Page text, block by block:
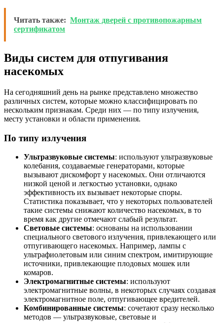
Читать также: Монтаж дверей с противопожарным
сертификатом
Виды систем для отпугивания
насекомых
На сегодняшний день на рынке представлено множество
различных систем, которые можно классифицировать по
нескольким признакам. Среди них — по типу излучения,
месту установки и области применения.
По типу излучения
Ультразвуковые системы: используют ультразвуковые
колебания, создаваемые генераторами, которые
вызывают дискомфорт у насекомых. Они отличаются
низкой ценой и легкостью установки, однако
эффективность их вызывает некоторые споры.
Статистика показывает, что у некоторых пользователей
такие системы снижают количество насекомых, в то
время как другие отмечают слабый результат.
Световые системы: основаны на использовании
специального светового излучения, привлекающего или
отпугивающего насекомых. Например, лампы с
ультрафиолетовым или синим спектром, имитирующие
источники, привлекающие плодовых мошек или
комаров.
Электромагнитные системы: используют
электромагнитные волны, в некоторых случаях создавая
электромагнитное поле, отпугивающее вредителей.
Комбинированные системы: сочетают сразу несколько
методов — ультразвуковые, световые и